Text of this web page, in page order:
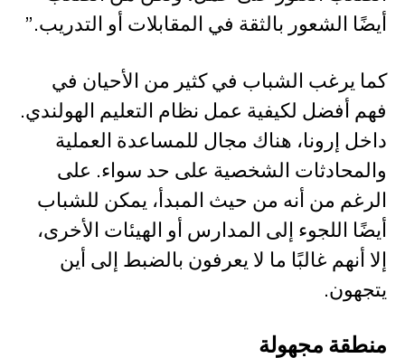
أيضًا الشعور بالثقة في المقابلات أو التدريب.”
كما يرغب الشباب في كثير من الأحيان في
فهم أفضل لكيفية عمل نظام التعليم الهولندي.
داخل إرونا، هناك مجال للمساعدة العملية
والمحادثات الشخصية على حد سواء. على
الرغم من أنه من حيث المبدأ، يمكن للشباب
أيضًا اللجوء إلى المدارس أو الهيئات الأخرى،
إلا أنهم غالبًا ما لا يعرفون بالضبط إلى أين
يتجهون.
منطقة مجهولة